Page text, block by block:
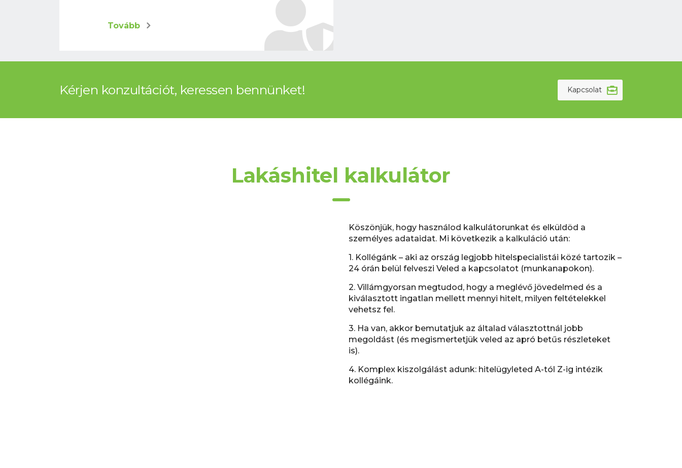
Tovább
Kérjen konzultációt, keressen bennünket! Kapcsolat
Lakáshitel kalkulátor
Köszönjük, hogy használod kalkulátorunkat és elküldöd a
személyes adataidat. Mi következik a kalkuláció után:
1. Kollégánk – aki az ország legjobb hitelspecialistái közé tartozik –
24 órán belül felveszi Veled a kapcsolatot (munkanapokon).
2. Villámgyorsan megtudod, hogy a meglévő jövedelmed és a
kiválasztott ingatlan mellett mennyi hitelt, milyen feltételekkel
vehetsz fel.
3. Ha van, akkor bemutatjuk az általad választottnál jobb
megoldást (és megismertetjük veled az apró betűs részleteket
is).
4. Komplex kiszolgálást adunk: hitelügyleted A-tól Z-ig intézik
kollégáink.